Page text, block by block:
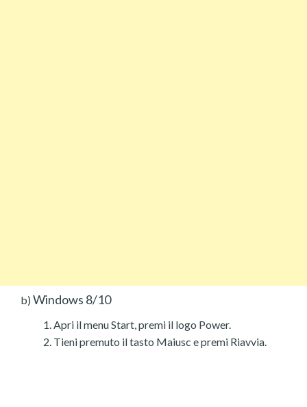
b) Windows 8/10
Apri il menu Start, premi il logo Power.
Tieni premuto il tasto Maiusc e premi Riavvia.